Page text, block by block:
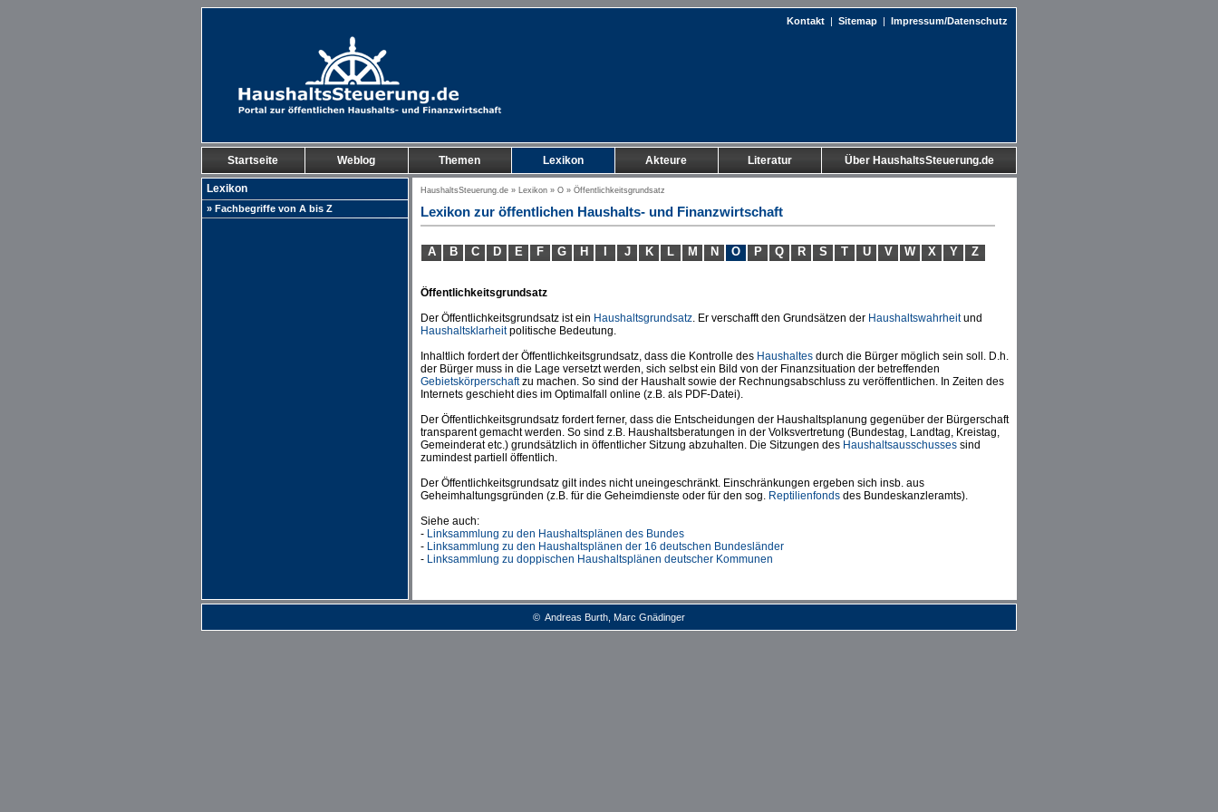
Kontakt | Sitemap | Impressum/Datenschutz
Startseite Weblog Themen Lexikon Akteure Literatur Über HaushaltsSteuerung.de
Lexikon
» Fachbegriffe von A bis Z
HaushaltsSteuerung.de » Lexikon » O » Öffentlichkeitsgrundsatz
Lexikon zur öffentlichen Haushalts- und Finanzwirtschaft
A B C D E F G H J K L M N O P Q R S T U V W X Y Z
Öffentlichkeitsgrundsatz
Der Öffentlichkeitsgrundsatz ist ein Haushaltsgrundsatz. Er verschafft den Grundsätzen der Haushaltswahrheitund
Haushaltsklarheitpolitische Bedeutung.
Inhaltlich fordert der Öffentlichkeitsgrundsatz, dass die Kontrolle des Haushaltes durch die Bürger möglich sein soll. D.h.
der Bürger muss in die Lage versetzt werden, sich selbst ein Bild von der Finanzsituation der betreffenden
Gebietskörperschaftzu machen. So sind der Haushalt sowie der Rechnungsabschluss zu veröffentlichen. In Zeiten des
Internets geschieht dies im Optimalfall online (z.B. als PDF-Datei).
Der Öffentlichkeitsgrundsatz fordert ferner, dass die Entscheidungen der Haushaltsplanung gegenüber der Bürgerschaft
transparent gemacht werden. So sind z.B. Haushaltsberatungen in der Volksvertretung (Bundestag, Landtag, Kreistag,
Gemeinderat etc.) grundsätzlich in öffentlicher Sitzung abzuhalten. Die Sitzungen des Haushaltsausschusses sind
zumindest partiell öffentlich.
Der Öffentlichkeitsgrundsatz gilt indes nicht uneingeschränkt. Einschränkungen ergeben sich insb. aus
Geheimhaltungsgründen (z.B. für die Geheimdienste oder für den sog. Reptilienfonds des Bundeskanzleramts).
Siehe auch:
- Linksammlung zu den Haushaltsplänen des Bundes
- Linksammlung zu den Haushaltsplänen der 16 deutschen Bundesländer
- Linksammlung zu doppischen Haushaltsplänen deutscher Kommunen
© Andreas Burth, Marc Gnädinger